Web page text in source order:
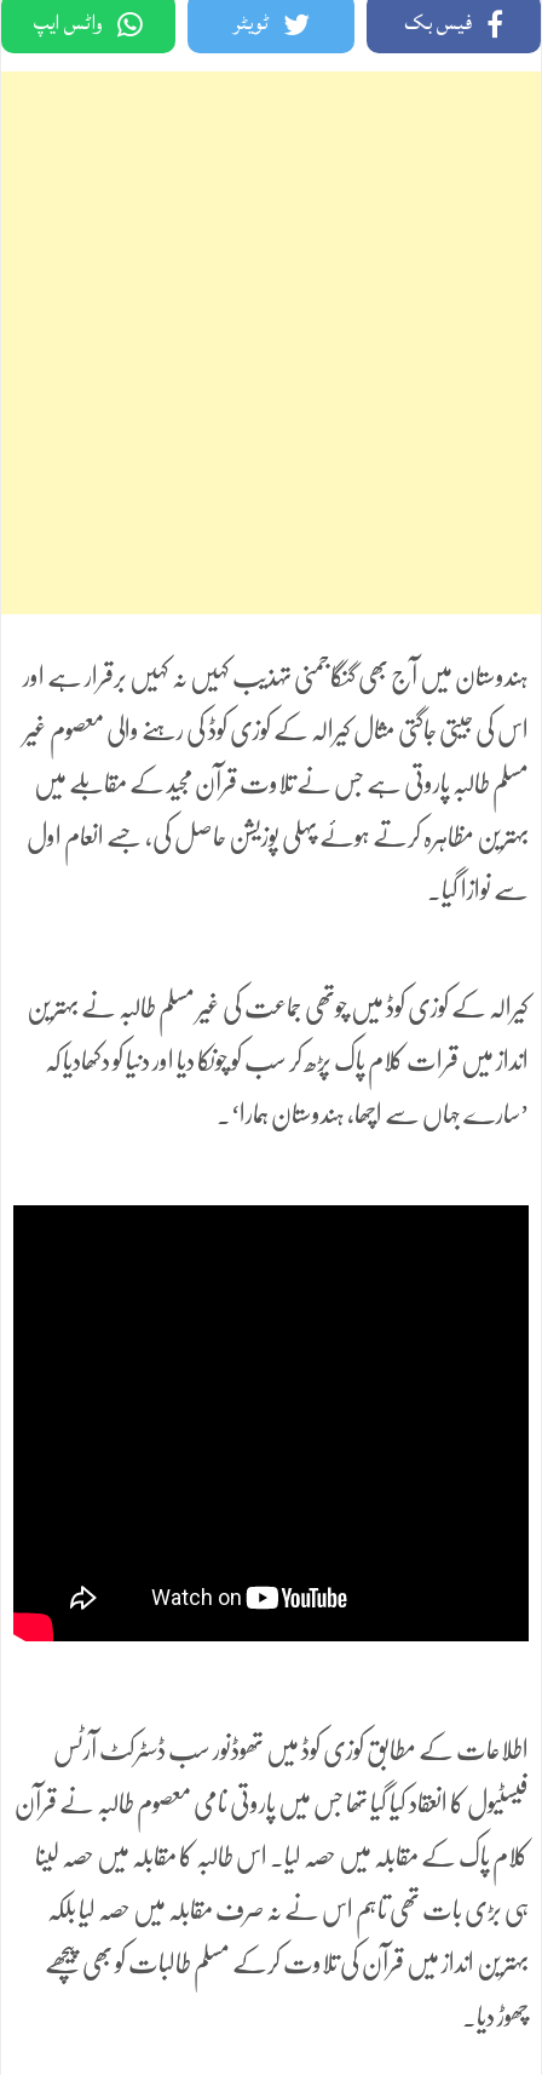
فیس بک ٹویٹر واٹس ایپ
ہندوستان میں آج بھی گنگاجمنی تہذیب کہیں نہ کہیں برقرار ہے اور
اس کی جیتی جاگتی مثال کیرالہ کے کوزی کوڈ کی رہنے والی معصوم غیر
مسلم طالبہ پاروتی ہے جس نے تلاوت قرآن مجید کے مقابلے میں
بہترین مظاہرہ کرتے ہوئے پہلی پوزیشن حاصل کی، جسے انعام اول
سے نوازا گیا۔
کیرالہ کے کوزی کوڈ میں چوتھی جماعت کی غیر مسلم طالبہ نے بہترین
انداز میں قرات کلام پاک پڑھ کر سب کو چونکا دیا اور دنیا کو دکھادیا کہ
’سارے جہاں سے اچھا، ہندوستان ہمارا‘۔
اطلاعات کے مطابق کوزی کوڈ میں تھوڈنور سب ڈسٹرکٹ آرٹس
فیسٹیول کا انعقاد کیا گیا تھا جس میں پاروتی نامی معصوم طالبہ نے قرآن
کلام پاک کے مقابلہ میں حصہ لیا۔ اس طالبہ کا مقابلہ میں حصہ لینا
ہی بڑی بات تھی تاہم اس نے نہ صرف مقابلہ میں حصہ لیا بلکہ
بہترین انداز میں قرآن کی تلاوت کرکے مسلم طالبات کو بھی پیچھے
چھوڑ دیا۔